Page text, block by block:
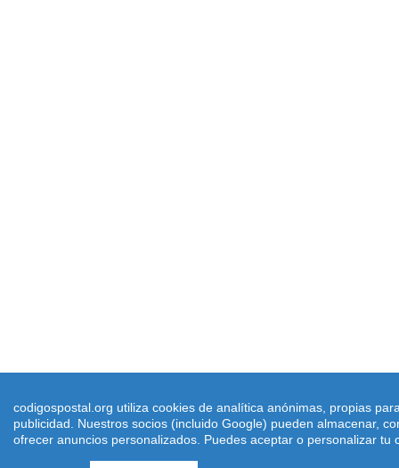
codigospostal.org utiliza cookies de analítica anónimas, propias
publicidad. Nuestros socios (incluido Google) pueden almacenar,
ofrecer anuncios personalizados. Puedes aceptar o personalizar tu